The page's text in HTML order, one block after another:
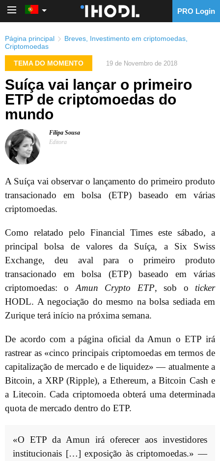
PRO Login
Página principal Breves Investimento em criptomoedas
Criptomoedas
TEMA DO MOMENTO 19 de Novembro de 2018
Suíça vai lançar o primeiro
ETP de criptomoedas do
mundo
Filipa Sousa
Editora
A Suíça vai observar o lançamento do primeiro produto
transacionado em bolsa (ETP) baseado em várias
criptomoedas.
Como relatado pelo Financial Times este sábado, a
principal bolsa de valores da Suíça, a Six Swiss
Exchange, deu aval para o primeiro produto
transacionado em bolsa (ETP) baseado em várias
criptomoedas: oAmun Crypto ETP, sob o ticker
HODL. A negociação do mesmo na bolsa sediada em
Zurique terá início na próxima semana.
De acordo com a página oficial da Amun o ETP irá
rastrear as «cinco principais criptomoedas em termos de
capitalização de mercado e de liquidez» — atualmente a
Bitcoin, a XRP (Ripple), a Ethereum, a Bitcoin Cash e
a Litecoin. Cada criptomoeda obterá uma determinada
quota de mercado dentro do ETP.
«O ETP da Amun irá oferecer aos investidores
institucionais […] exposição às criptomoedas.» —